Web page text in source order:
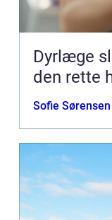
Dyrlæge slagelse
den rette
Sofie Sørensen